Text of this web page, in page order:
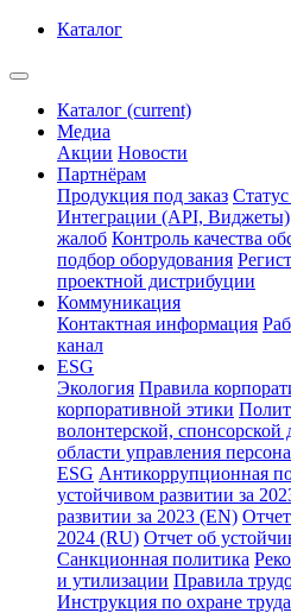
Каталог
Каталог (current)
Медиа
Акции Новости
Партнёрам
Продукция под заказ
Интеграции (API, Виджеты)
жалоб Контроль качества
подбор оборудования
проектной дистрибуции
Коммуникация
Контактная информация
канал
ESG
Экология Правила
корпоративной этики
волонтерской, спонсорской
области управления
ESG Антикоррупционная
устойчивом развитии за
развитии за 2023 (EN)
2024 (RU) Отчет об
Санкционная политика
и утилизации Правила
Инструкция по охране труда